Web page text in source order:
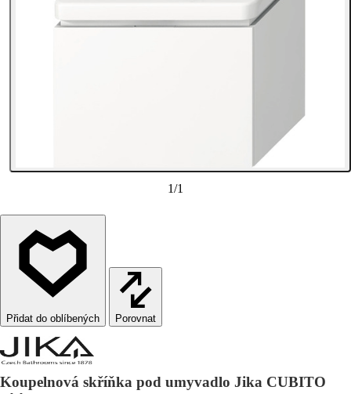
1/1
Porovnat
Koupelnová skříňka pod umyvadlo Jika CUBITO